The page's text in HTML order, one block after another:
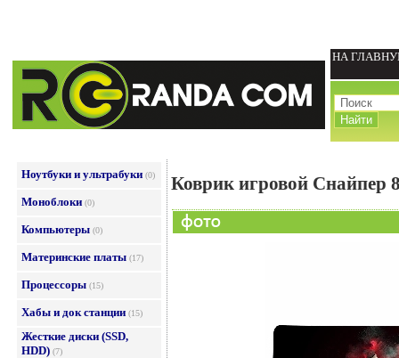
НА
Ноутбуки и ультрабуки (0)
Моноблоки (0)
Компьютеры (0)
Материнские платы (17)
Процессоры (15)
Хабы и док станции (15)
Жесткие диски (SSD,
HDD) (7)
Коврик игровой Снайпер